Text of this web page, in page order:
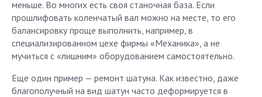
меньше. Во многих есть своя станочная база. Если
прошлифовать коленчатый вал можно на месте, то его
балансировку проще выполнить, например, в
специализированном цехе фирмы «Механика», а не
мучиться с «лишним» оборудованием самостоятельно.
Еще один пример — ремонт шатуна. Как известно, даже
благополучный на вид шатун часто деформируется в